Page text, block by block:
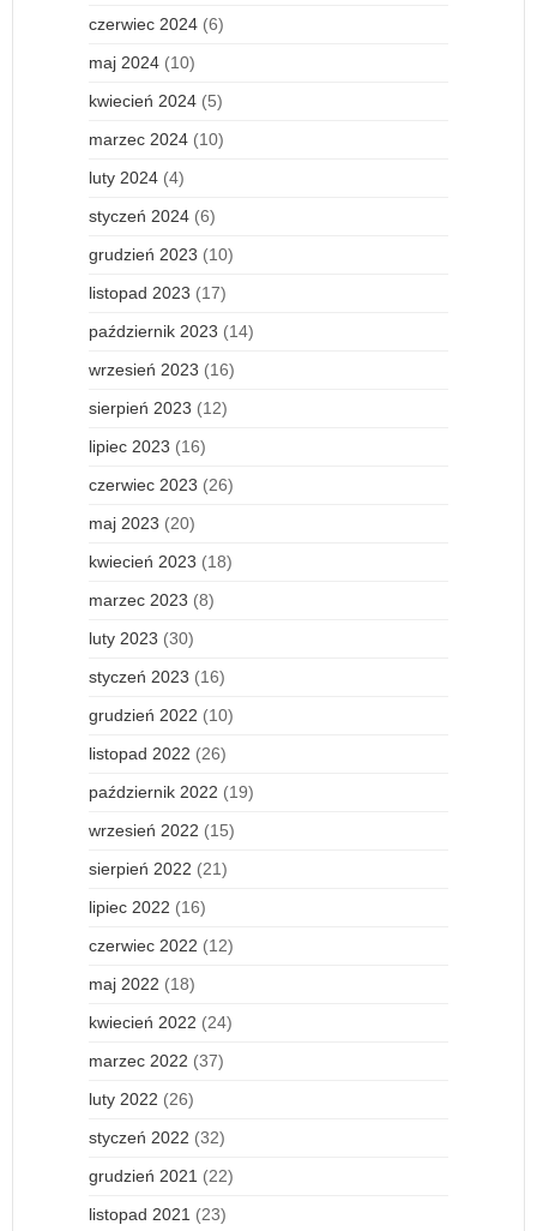
czerwiec 2024 (6)
maj 2024 (10)
kwiecień 2024 (5)
marzec 2024 (10)
luty 2024 (4)
styczeń 2024 (6)
grudzień 2023 (10)
listopad 2023 (17)
październik 2023 (14)
wrzesień 2023 (16)
sierpień 2023 (12)
lipiec 2023 (16)
czerwiec 2023 (26)
maj 2023 (20)
kwiecień 2023 (18)
marzec 2023 (8)
luty 2023 (30)
styczeń 2023 (16)
grudzień 2022 (10)
listopad 2022 (26)
październik 2022 (19)
wrzesień 2022 (15)
sierpień 2022 (21)
lipiec 2022 (16)
czerwiec 2022 (12)
maj 2022 (18)
kwiecień 2022 (24)
marzec 2022 (37)
luty 2022 (26)
styczeń 2022 (32)
grudzień 2021 (22)
listopad 2021 (23)